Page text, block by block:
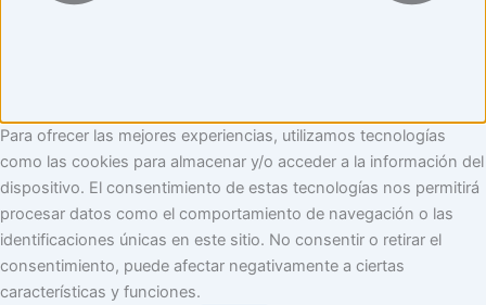
Para ofrecer las mejores experiencias, utilizamos tecnologías
como las cookies para almacenar y/o acceder a la información del
dispositivo. El consentimiento de estas tecnologías nos permitirá
procesar datos como el comportamiento de navegación o las
identificaciones únicas en este sitio. No consentir o retirar el
consentimiento, puede afectar negativamente a ciertas
características y funciones.